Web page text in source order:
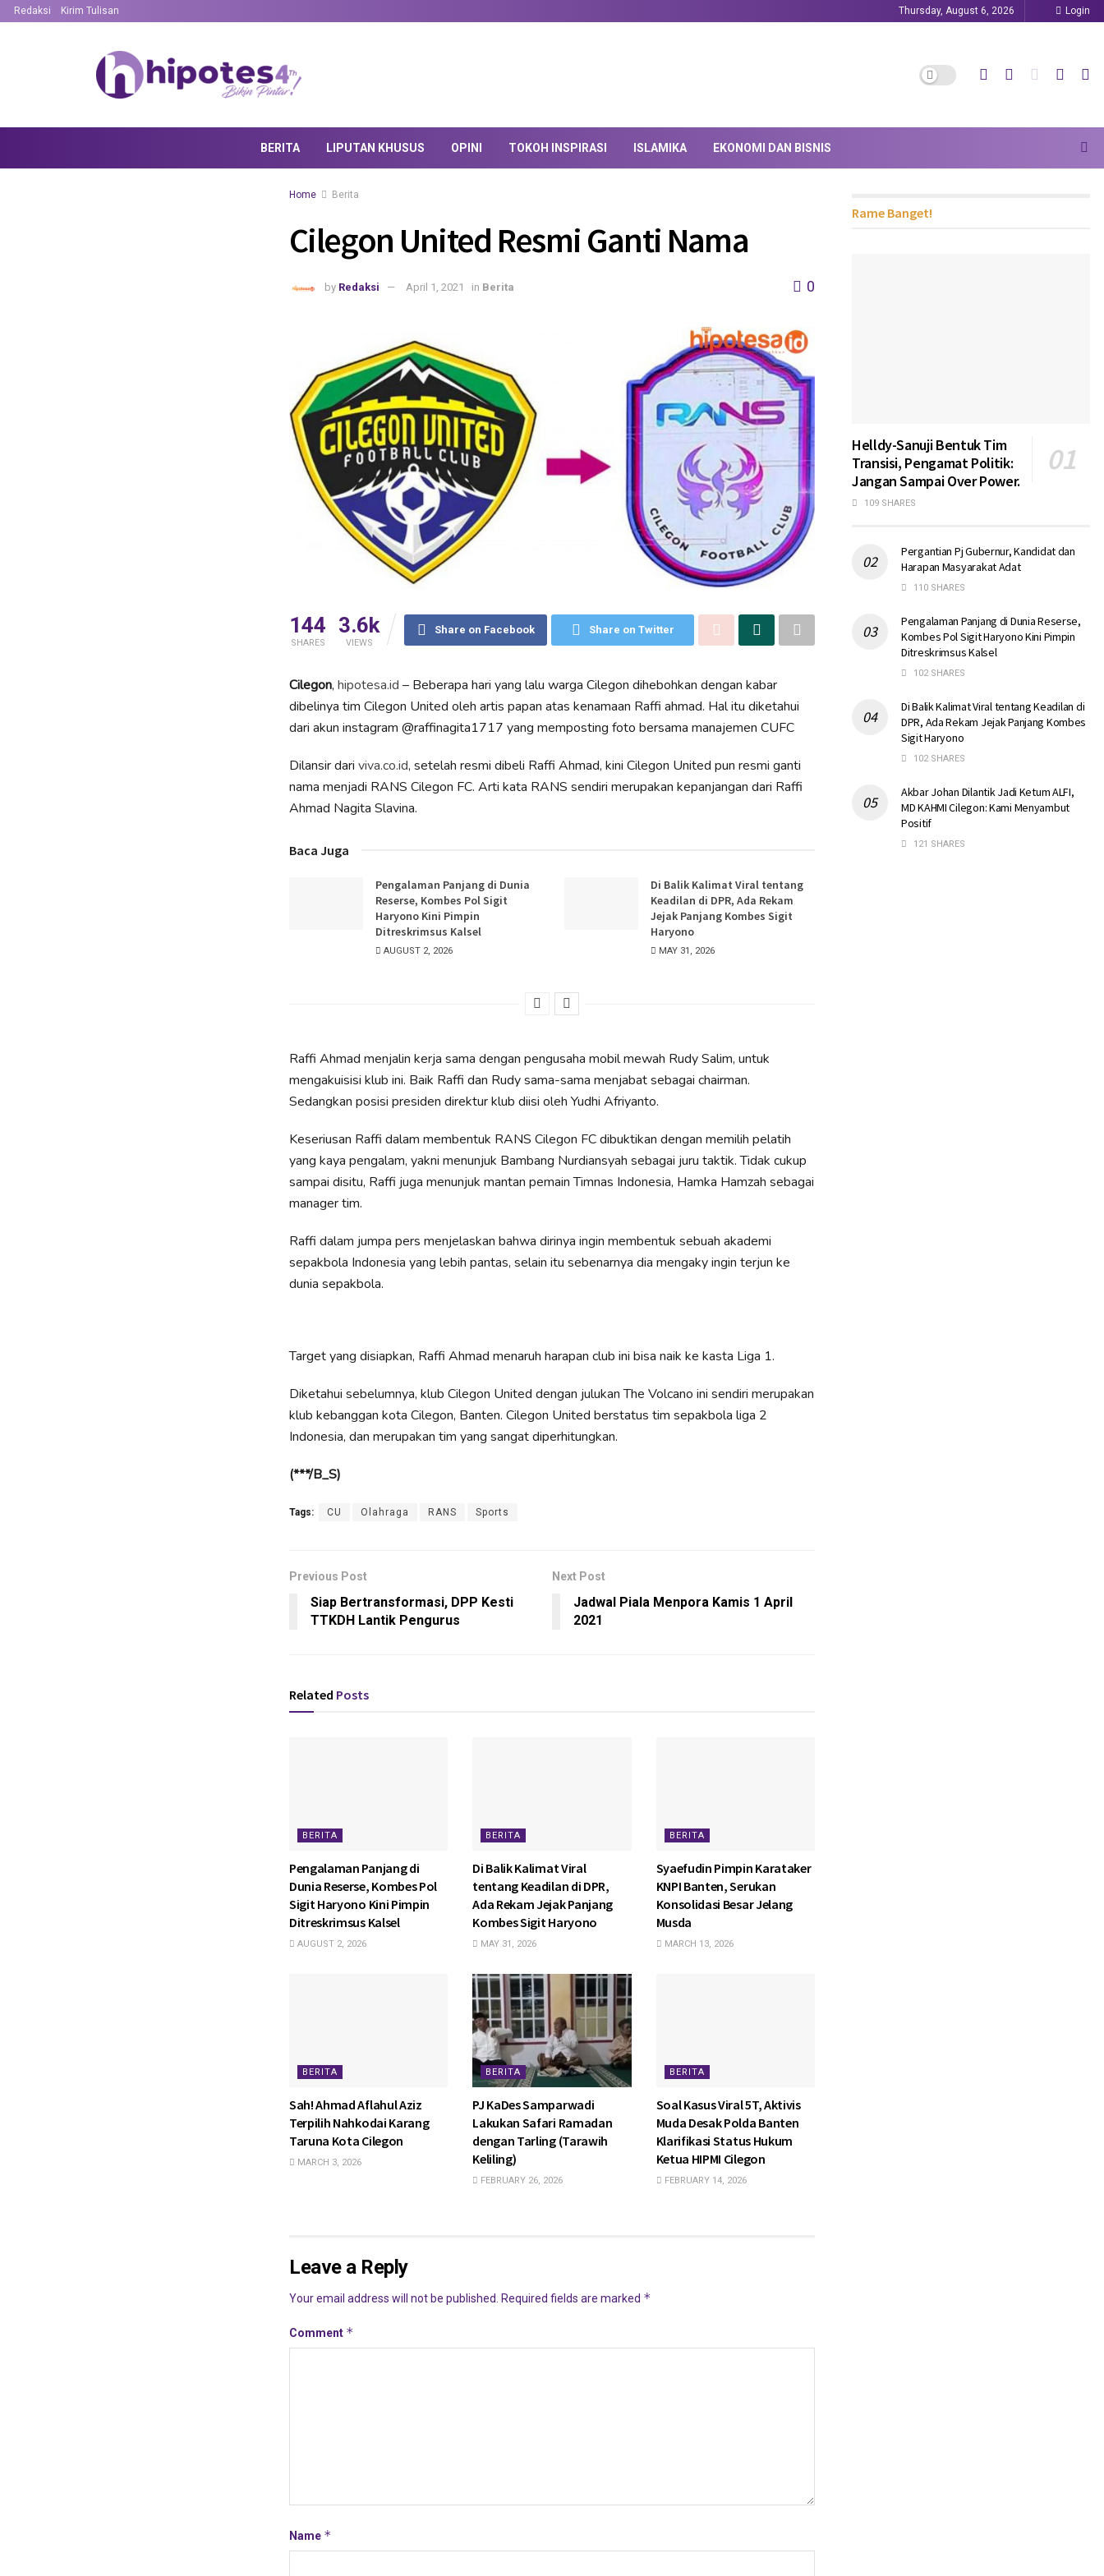
Redaksi Kirim Tulisan Thursday, August 6, 2026 Login
BERITA LIPUTAN KHUSUS OPINI TOKOH INSPIRASI ISLAMIKA EKONOMI DAN BISNIS
Home Berita
Cilegon United Resmi Ganti Nama
by Redaksi April 1, 2021 in Berita 0
144
SHARES
3.6k
VIEWS
Share on Facebook Share on Twitter
Cilegon, hipotesa.id – Beberapa hari yang lalu warga Cilegon dihebohkan dengan kabar
dibelinya tim Cilegon United oleh artis papan atas kenamaan Raffi ahmad. Hal itu diketahui
dari akun instagram @raffinagita1717 yang memposting foto bersama manajemen CUFC
Dilansir dari viva.co.id, setelah resmi dibeli Raffi Ahmad, kini Cilegon United pun resmi ganti
nama menjadi RANS Cilegon FC. Arti kata RANS sendiri merupakan kepanjangan dari Raffi
Ahmad Nagita Slavina.
Baca Juga
Pengalaman Panjang di Dunia
Reserse, Kombes Pol Sigit
Haryono Kini Pimpin
Ditreskrimsus Kalsel
AUGUST 2, 2026
Di Balik Kalimat Viral tentang
Keadilan di DPR, Ada Rekam
Jejak Panjang Kombes Sigit
Haryono
MAY 31, 2026
Raffi Ahmad menjalin kerja sama dengan pengusaha mobil mewah Rudy Salim, untuk
mengakuisisi klub ini. Baik Raffi dan Rudy sama-sama menjabat sebagai chairman.
Sedangkan posisi presiden direktur klub diisi oleh Yudhi Afriyanto.
Keseriusan Raffi dalam membentuk RANS Cilegon FC dibuktikan dengan memilih pelatih
yang kaya pengalam, yakni menunjuk Bambang Nurdiansyah sebagai juru taktik. Tidak cukup
sampai disitu, Raffi juga menunjuk mantan pemain Timnas Indonesia, Hamka Hamzah sebagai
manager tim.
Raffi dalam jumpa pers menjelaskan bahwa dirinya ingin membentuk sebuah akademi
sepakbola Indonesia yang lebih pantas, selain itu sebenarnya dia mengaky ingin terjun ke
dunia sepakbola.
Target yang disiapkan, Raffi Ahmad menaruh harapan club ini bisa naik ke kasta Liga 1.
Diketahui sebelumnya, klub Cilegon United dengan julukan The Volcano ini sendiri merupakan
klub kebanggan kota Cilegon, Banten. Cilegon United berstatus tim sepakbola liga 2
Indonesia, dan merupakan tim yang sangat diperhitungkan.
(***/B_S)
Tags: CU Olahraga RANS Sports
Previous Post
Siap Bertransformasi, DPP Kesti
TTKDH Lantik Pengurus
Next Post
Jadwal Piala Menpora Kamis 1 April
2021
Related Posts
BERITA
Pengalaman Panjang di
Dunia Reserse, Kombes Pol
Sigit Haryono Kini Pimpin
Ditreskrimsus Kalsel
AUGUST 2, 2026
BERITA
Di Balik Kalimat Viral
tentang Keadilan di DPR,
Ada Rekam Jejak Panjang
Kombes Sigit Haryono
MAY 31, 2026
BERITA
Syaefudin Pimpin Karataker
KNPI Banten, Serukan
Konsolidasi Besar Jelang
Musda
MARCH 13, 2026
BERITA
Sah! Ahmad Aflahul Aziz
Terpilih Nahkodai Karang
Taruna Kota Cilegon
MARCH 3, 2026
BERITA
PJ KaDes Samparwadi
Lakukan Safari Ramadan
dengan Tarling (Tarawih
Keliling)
FEBRUARY 26, 2026
BERITA
Soal Kasus Viral 5T, Aktivis
Muda Desak Polda Banten
Klarifikasi Status Hukum
Ketua HIPMI Cilegon
FEBRUARY 14, 2026
Leave a Reply
Your email address will not be published. Required fields are marked *
Comment *
Name *
Rame Banget!
Helldy-Sanuji Bentuk Tim
Transisi, Pengamat Politik:
Jangan Sampai Over Power.
109 SHARES
Pergantian Pj Gubernur, Kandidat dan
Harapan Masyarakat Adat
110 SHARES
Pengalaman Panjang di Dunia Reserse,
Kombes Pol Sigit Haryono Kini Pimpin
Ditreskrimsus Kalsel
102 SHARES
Di Balik Kalimat Viral tentang Keadilan di
DPR, Ada Rekam Jejak Panjang Kombes
Sigit Haryono
102 SHARES
Akbar Johan Dilantik Jadi Ketum ALFI,
MD KAHMI Cilegon: Kami Menyambut
Positif
121 SHARES